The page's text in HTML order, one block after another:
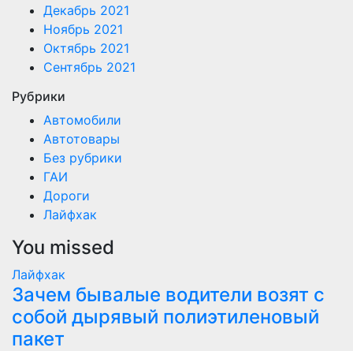
Декабрь 2021
Ноябрь 2021
Октябрь 2021
Сентябрь 2021
Рубрики
Автомобили
Автотовары
Без рубрики
ГАИ
Дороги
Лайфхак
You missed
Лайфхак
Зачем бывалые водители возят с
собой дырявый полиэтиленовый
пакет